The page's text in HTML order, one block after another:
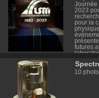
Journée
2023
pour la
futures
10